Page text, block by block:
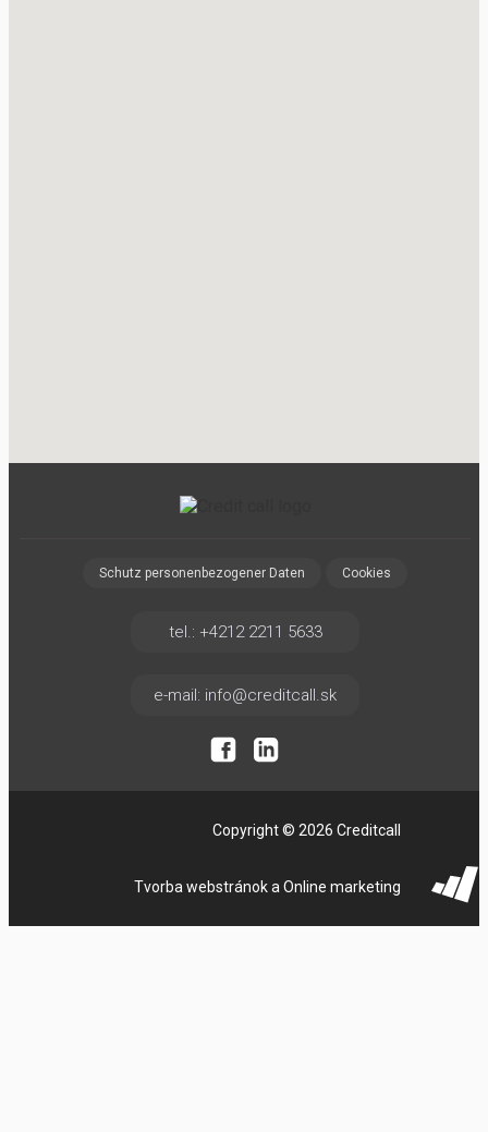
Schutz personenbezogener Daten Cookies
tel.: +4212 2211 5633
e-mail: info@creditcall.sk
Copyright © 2026 Creditcall
Tvorba webstránok a Online marketing